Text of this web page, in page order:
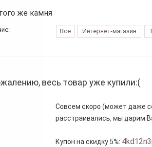
же камня
Все Интернет-магазин
весь товар уже купили:(
Совсем скоро (может даже
расстраивались, мы дарим
Купон на скидку 5%: